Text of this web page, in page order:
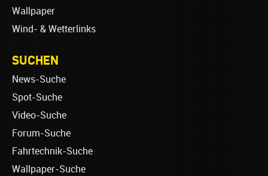
Wallpaper
Wind- & Wetterlinks
SUCHEN
News-Suche
Spot-Suche
Video-Suche
Forum-Suche
Fahrtechnik-Suche
Wallpaper-Suche